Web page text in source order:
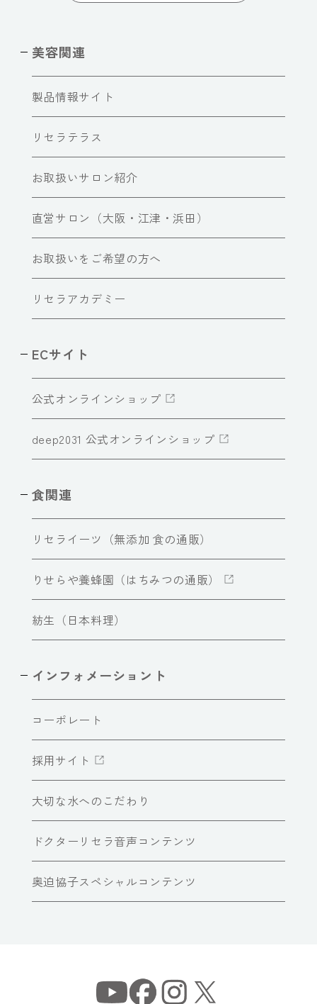
美容関連
製品情報サイト
リセラテラス
お取扱いサロン紹介
直営サロン（大阪・江津・浜田）
お取扱いをご希望の方へ
リセラアカデミー
ECサイト
公式オンラインショップ
deep2031 公式オンラインショップ
食関連
リセライーツ（無添加 食の通販）
りせらや養蜂園（はちみつの通販）
紡生（日本料理）
インフォメーショント
コーポレート
採用サイト
大切な水へのこだわり
ドクターリセラ音声コンテンツ
奥迫協子スペシャルコンテンツ